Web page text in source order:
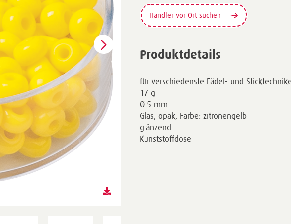
Händler vor Ort suchen
Produktdetails
für verschiedenste Fädel- und
17 g
Ø 5 mm
Glas, opak, Farbe: zitronengelb
glänzend
Kunststoffdose